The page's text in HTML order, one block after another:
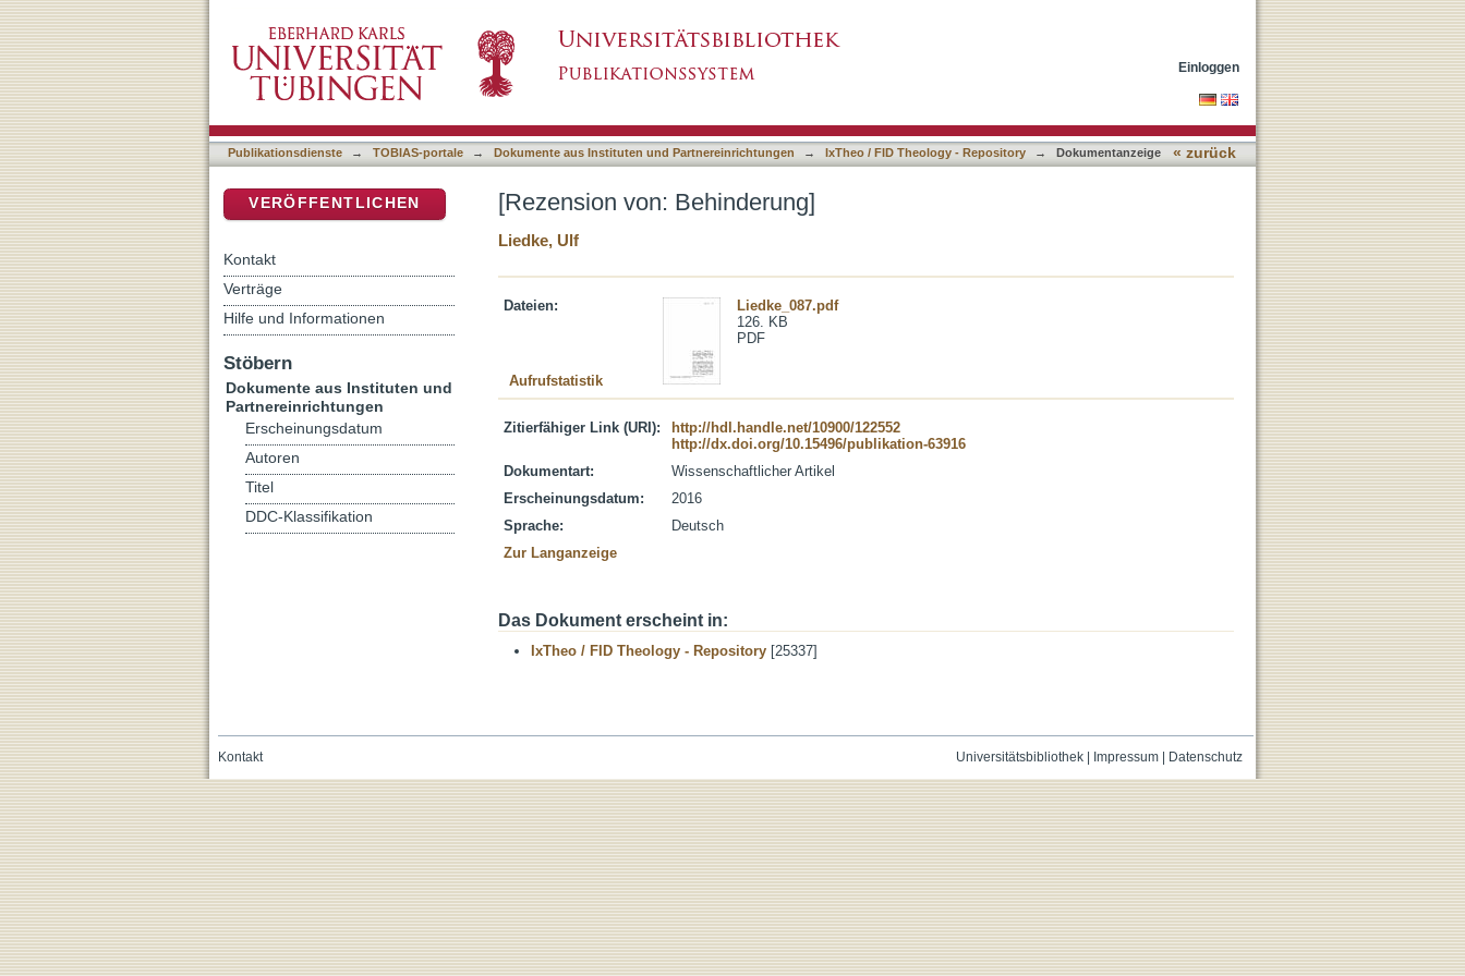
Einloggen
Publikationsdienste → TOBIAS-portale → Dokumente aus Instituten und Partnereinrichtungen → IxTheo / FID Theology - Repository → Dokumentanzeige « zurück
[Rezension von: Behinderung]
Liedke, Ulf
Dateien:
Liedke_087.pdf
126. KB
PDF
Aufrufstatistik
Zitierfähiger Link (URI):
http://hdl.handle.net/10900/122552
http://dx.doi.org/10.15496/publikation-63916
Dokumentart:
Wissenschaftlicher Artikel
Erscheinungsdatum:
2016
Sprache:
Deutsch
Zur Langanzeige
Das Dokument erscheint in:
IxTheo / FID Theology - Repository [25337]
VERÖFFENTLICHEN
Kontakt
Verträge
Hilfe und Informationen
Stöbern
Dokumente aus Instituten und
Partnereinrichtungen
Erscheinungsdatum
Autoren
Titel
DDC-Klassifikation
Universitätsbibliothek| Impressum| Datenschutz
Kontakt